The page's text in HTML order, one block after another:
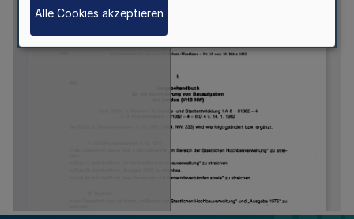
Alle Cookies akzeptieren